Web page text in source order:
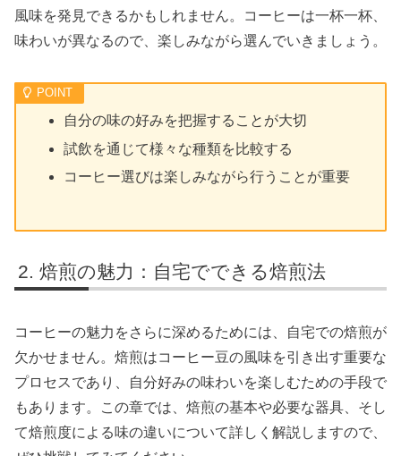
風味を発見できるかもしれません。コーヒーは一杯一杯、
味わいが異なるので、楽しみながら選んでいきましょう。
自分の味の好みを把握することが大切
試飲を通じて様々な種類を比較する
コーヒー選びは楽しみながら行うことが重要
焙煎の魅力：自宅でできる焙煎法
コーヒーの魅力をさらに深めるためには、自宅での焙煎が
欠かせません。焙煎はコーヒー豆の風味を引き出す重要な
プロセスであり、自分好みの味わいを楽しむための手段で
もあります。この章では、焙煎の基本や必要な器具、そし
て焙煎度による味の違いについて詳しく解説しますので、